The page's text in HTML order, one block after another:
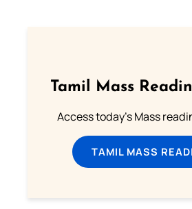
Tamil Mass
Access today's Mass
TAMIL MASS